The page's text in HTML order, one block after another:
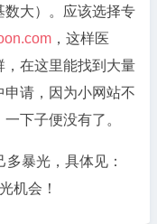
数大）。应该选择专
，这样医
，在这里能找到大量
请，因为小网站不
下子便没有了。
暴光，具体见：
机会！